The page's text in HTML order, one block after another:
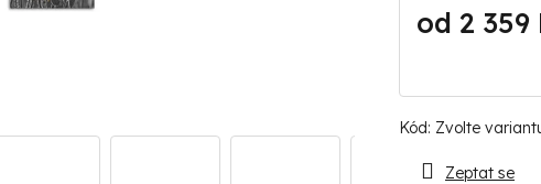
Kód: Zvolte
od 2 359
Zeptat se